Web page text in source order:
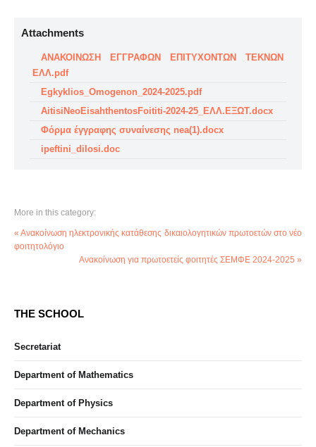
Attachments
ΑΝΑΚΟΙΝΩΣΗ ΕΓΓΡΑΦΩΝ ΕΠΙΤΥΧΟΝΤΩΝ ΤΕΚΝΩΝ
ΕΛΛ.pdf
Egkyklios_Omogenon_2024-2025.pdf
AitisiNeoEisahthentosFoititi-2024-25_ΕΛΛ.ΕΞΩΤ.docx
Φόρμα έγγραφης συναίνεσης nea(1).docx
ipeftini_dilosi.doc
More in this category:
« Ανακοίνωση ηλεκτρονικής κατάθεσης δικαιολογητικών πρωτοετών στο νέο
φοιτητολόγιο
Ανακοίνωση για πρωτοετείς φοιτητές ΣΕΜΦΕ 2024-2025 »
THE SCHOOL
Secretariat
Department of Mathematics
Department of Physics
Department of Mechanics